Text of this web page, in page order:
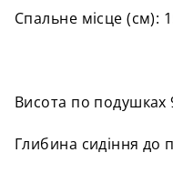
Спальне місце (см):
Висота по подушках
Глибина сидіння до